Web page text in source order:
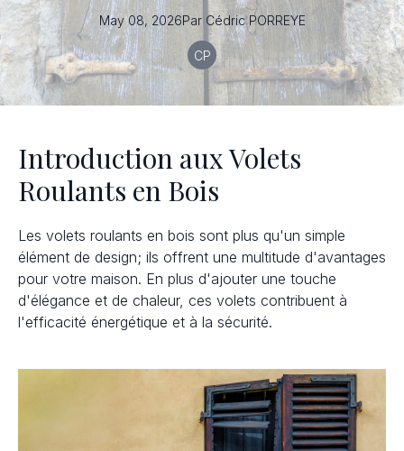
May 08, 2026Par Cédric PORREYE
CP
Introduction aux Volets
Roulants en Bois
Les volets roulants en bois sont plus qu'un simple
élément de design; ils offrent une multitude d'avantages
pour votre maison. En plus d'ajouter une touche
d'élégance et de chaleur, ces volets contribuent à
l'efficacité énergétique et à la sécurité.